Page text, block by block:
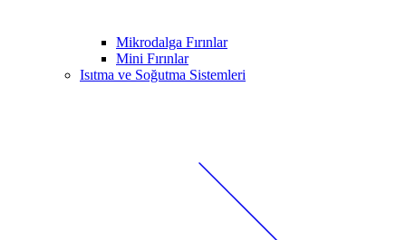
Mikrodalga Fırınlar
Mini Fırınlar
Isıtma ve Soğutma Sistemleri